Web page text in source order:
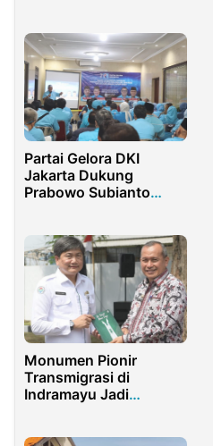
Partai Gelora DKI
Jakarta Dukung
Prabowo Subianto
Monumen Pionir
Transmigrasi di
Indramayu Jadi